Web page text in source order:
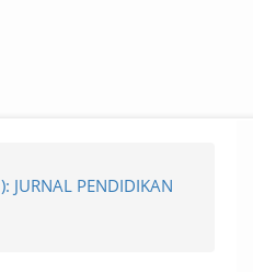
JURNAL PENDIDIKAN